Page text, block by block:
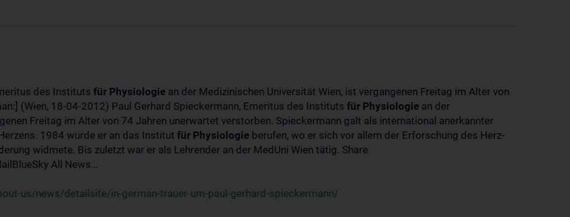
des Instituts für Physiologie an der Medizinischen Universität Wien, ist vergangenen Freitag im Alter von
(Wien, 18-04-2012) Paul Gerhard Spieckermann, Emeritus des Instituts für Physiologie an der
Freitag im Alter von 74 Jahren unerwartet verstorben. Spieckermann galt als international anerkannter
1984 wurde er an das Institut für Physiologie berufen, wo er sich vor allem der Erforschung des Herz-
widmete. Bis zuletzt war er als Lehrender an der MedUni Wien tätig. Share
All News...
us/news/detailsite/in-german-trauer-um-paul-gerhard-spieckermann/